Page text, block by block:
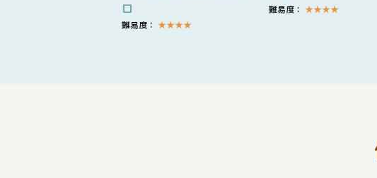
ロ
難易度： ★★★★
難易度： ★★★★